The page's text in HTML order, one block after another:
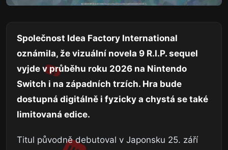
Společnost Idea Factory International
oznámila, že vizuální novela 9 R.I.P. sequel
vyjde v průběhu roku 2026 na Nintendo
Switch i na západních trzích. Hra bude
dostupná digitálně i fyzicky a chystá se také
limitovaná edice.
Titul původně debutoval v Japonsku 25. září